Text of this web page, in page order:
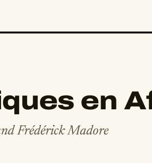
en
Frédérick Madore